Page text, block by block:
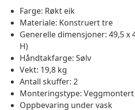
Farge: Røkt eik
Materiale: Konstruert tre
Generelle dimensjoner: 49,5 x
H)
Håndtakfarge: Sølv
Vekt: 19,8 kg
Antall skuffer: 2
Monteringstype: Veggmontert
Oppbevaring under vask